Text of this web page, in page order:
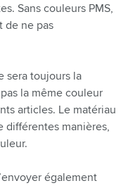
Sans couleurs PMS,
de ne pas
sera toujours la
la même couleur
articles. Le matériau
différentes manières,
également